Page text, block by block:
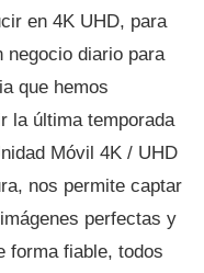
en 4K UHD, para
diario para
que hemos
la última temporada
Móvil 4K / UHD
nos permite captar
perfectas y
forma fiable, todos